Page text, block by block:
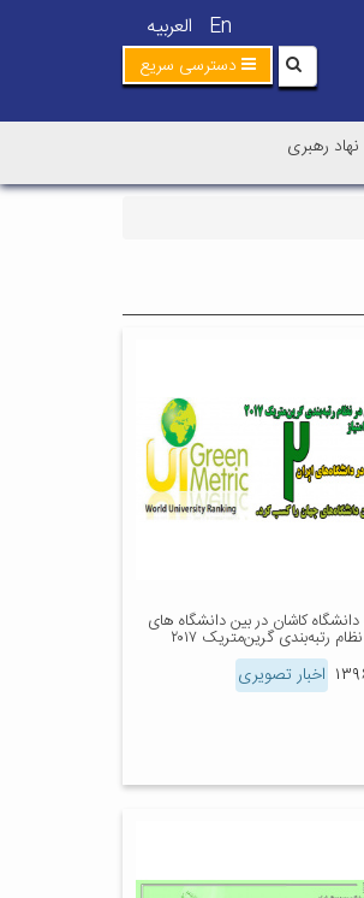
En العربیه
دسترسی سریع
نهاد رهبری
دانشگاه کاشان در بین دانشگاه های
رتبه‌بندی گرین‌متریک ۲۰۱۷
اخبار تصویری